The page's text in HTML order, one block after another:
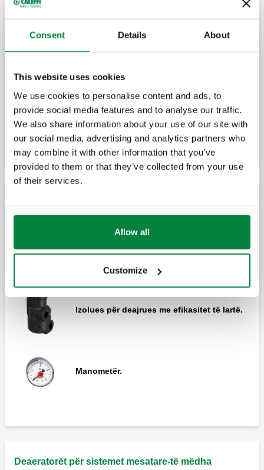
Consent Details About
This website uses cookies
We use cookies to personalise content and ads, to
provide social media features and to analyse our traffic.
We also share information about your use of our site with
our social media, advertising and analytics partners who
may combine it with other information that you’ve
provided to them or that they’ve collected from your use
of their services.
Allow all
Customize
551.
DISCAL, Ajruesi. I rregullueshëm për tuba
horizontalë dhe vertikalë.
Zgjero
lartë për sistemet e pompave të ngrohjes.
Izolues për deajrues me efikasitet të lartë.
Manometër.
Deaeratorët për sistemet mesatare-të mëdha